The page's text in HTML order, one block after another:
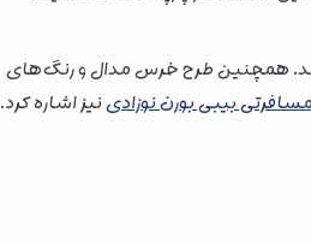
مقرون‌به‌صرفه باشد. همچنین طرح خرس مدال و رنگ‌های
بیبی بورن نوزادینیز اشاره کرد.